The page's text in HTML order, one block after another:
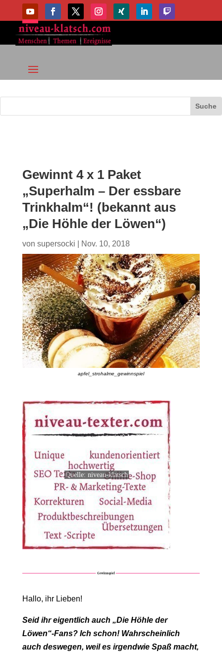
Gewinnt 4 x 1 Paket
„Superhalm – Der essbare
Trinkhalm“! (bekannt aus
„Die Höhle der Löwen“)
von supersocki Nov. 10, 2018
apfel_strohalme_gewinnspiel
Quelle: niveau-klatsch
Hallo, ihr Lieben!
Seid ihr eigentlich auch „Die Höhle der
Löwen“-Fans? Ich schon! Wahrscheinlich
auch deswegen, weil es irgendwie Spaß macht,